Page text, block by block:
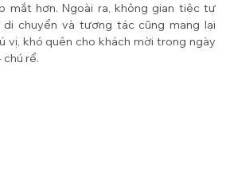
mắt hơn. Ngoài ra, không gian tiệc tự
chuyển và tương tác cũng mang lại
vị, khó quên cho khách mời trong ngày
rể.